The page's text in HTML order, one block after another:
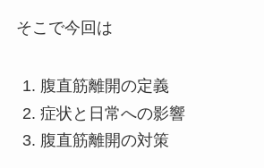
そこで今回は
腹直筋離開の定義
症状と日常への影響
腹直筋離開の対策